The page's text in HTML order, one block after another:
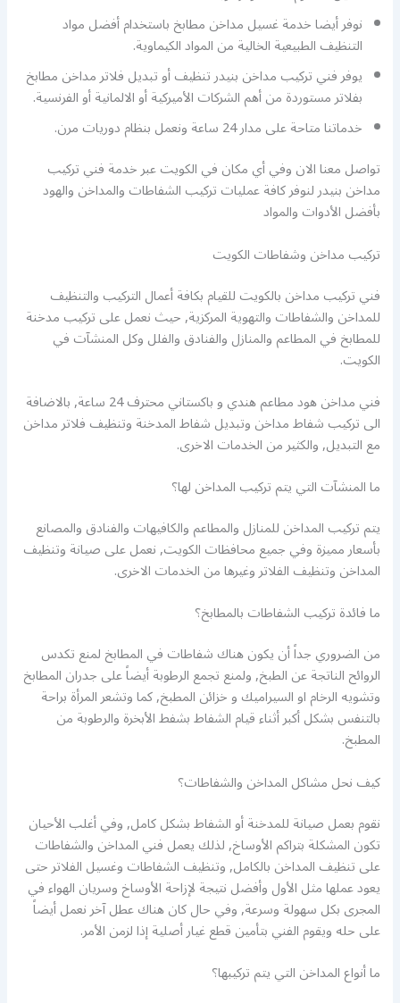
نوفر أيضا خدمة غسيل مداخن مطابخ باستخدام أفضل مواد
التنظيف الطبيعية الخالية من المواد الكيماوية.
يوفر فني تركيب مداخن بنيدر تنظيف أو تبديل فلاتر مداخن مطابخ
بفلاتر مستوردة من أهم الشركات الأميركية أو الالمانية أو الفرنسية.
خدماتنا متاحة على مدار 24 ساعة ونعمل بنظام دوريات مرن.
تواصل معنا الان وفي أي مكان في الكويت عبر خدمة فني تركيب
مداخن بنيدر لنوفر كافة عمليات تركيب الشفاطات والمداخن والهود
بأفضل الأدوات والمواد
تركيب مداخن وشفاطات الكويت
فني تركيب مداخن بالكويت للقيام بكافة أعمال التركيب والتنظيف
للمداخن والشفاطات والتهوية المركزية, حيث نعمل على تركيب مدخنة
للمطابخ في المطاعم والمنازل والفنادق والفلل وكل المنشآت في
الكويت.
فني مداخن هود مطاعم هندي و باكستاني محترف 24 ساعة, بالاضافة
الى تركيب شفاط مداخن وتبديل شفاط المدخنة وتنظيف فلاتر مداخن
مع التبديل, والكثير من الخدمات الاخرى.
ما المنشآت التي يتم تركيب المداخن لها؟
يتم تركيب المداخن للمنازل والمطاعم والكافيهات والفنادق والمصانع
بأسعار مميزة وفي جميع محافظات الكويت, نعمل على صيانة وتنظيف
المداخن وتنظيف الفلاتر وغيرها من الخدمات الاخرى.
ما فائدة تركيب الشفاطات بالمطابخ؟
من الضروري جداً أن يكون هناك شفاطات في المطابخ لمنع تكدس
الروائح الناتجة عن الطبخ, ولمنع تجمع الرطوبة أيضاً على جدران المطابخ
وتشويه الرخام او السيراميك و خزائن المطبخ, كما وتشعر المرأة براحة
بالتنفس بشكل أكبر أثناء قيام الشفاط بشفط الأبخرة والرطوبة من
المطبخ.
كيف نحل مشاكل المداخن والشفاطات؟
نقوم بعمل صيانة للمدخنة أو الشفاط بشكل كامل, وفي أغلب الأحيان
تكون المشكلة بتراكم الأوساخ, لذلك يعمل فني المداخن والشفاطات
على تنظيف المداخن بالكامل, وتنظيف الشفاطات وغسيل الفلاتر حتى
يعود عملها مثل الأول وأفضل نتيجة لإزاحة الأوساخ وسريان الهواء في
المجرى بكل سهولة وسرعة, وفي حال كان هناك عطل آخر نعمل أيضاً
على حله ويقوم الفني بتأمين قطع غيار أصلية إذا لزمن الأمر.
ما أنواع المداخن التي يتم تركيبها؟